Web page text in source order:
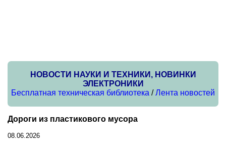
НОВОСТИ НАУКИ И ТЕХНИКИ, НОВИНКИ
ЭЛЕКТРОНИКИ
Бесплатная техническая библиотека /Лента новостей
Дороги из пластикового мусора
08.06.2026